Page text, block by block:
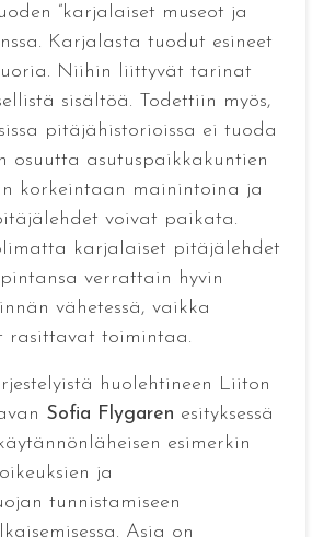
”karjalaiset museot ja
Karjalasta tuodut esineet
Niihin liittyvät tarinat
sisältöä. Todettiin myös,
pitäjähistorioissa ei tuoda
osuutta asutuspaikkakuntien
korkeintaan mainintoina ja
voivat paikata.
karjalaiset pitäjälehdet
verrattain hyvin
vähetessä, vaikka
rasittavat toimintaa.
huolehtineen Liiton
Sofia Flygaren esityksessä
esimerkin
ja
tunnistamiseen
Asia on